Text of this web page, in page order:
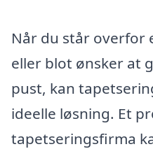
Når du står overfor
eller blot ønsker at
pust, kan
ideelle løsning. Et
tapetseringsfirma